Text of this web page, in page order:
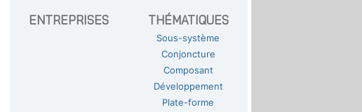
ENTREPRISES THÉMATIQUES
Sous-système
Conjoncture
Composant
Développement
Plate-forme